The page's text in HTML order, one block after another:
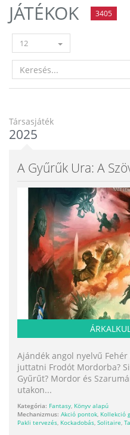
JÁTÉKOK 3405
12
Társasjáték
2025
A Gyűrűk Ura: A
Ajándék angol nyelvű
juttatni Frodót Mordorba?
Gyűrűt? Mordor és
utakon...
Kategória: Fantasy Könyv alapú
Mechanizmus: Akció pontok Kollekció
Pakli tervezés Kockadobás Solitaire